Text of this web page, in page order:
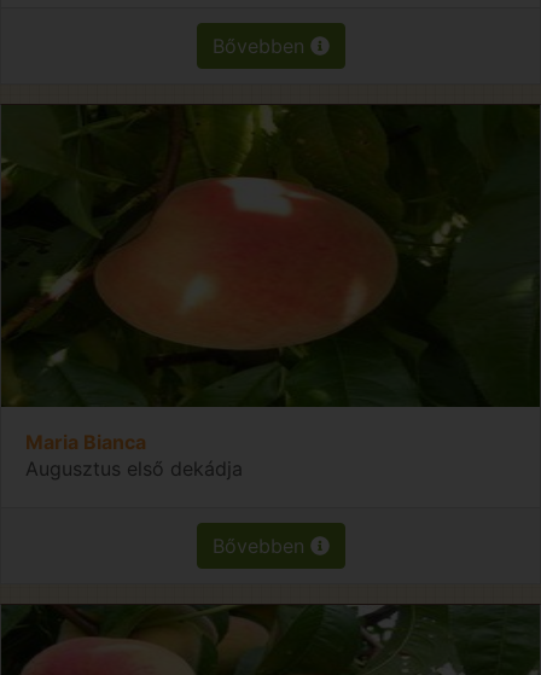
Bővebben
Maria Bianca
Augusztus első dekádja
Bővebben